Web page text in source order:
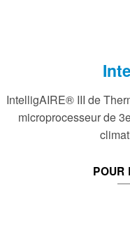
IntelligAIRE® III de
microprocesseur de
POUR